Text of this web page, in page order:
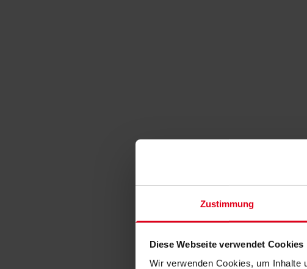
Zustimmung
Diese Webseite verwendet Cookies
Wir verwenden Cookies, um Inhalte